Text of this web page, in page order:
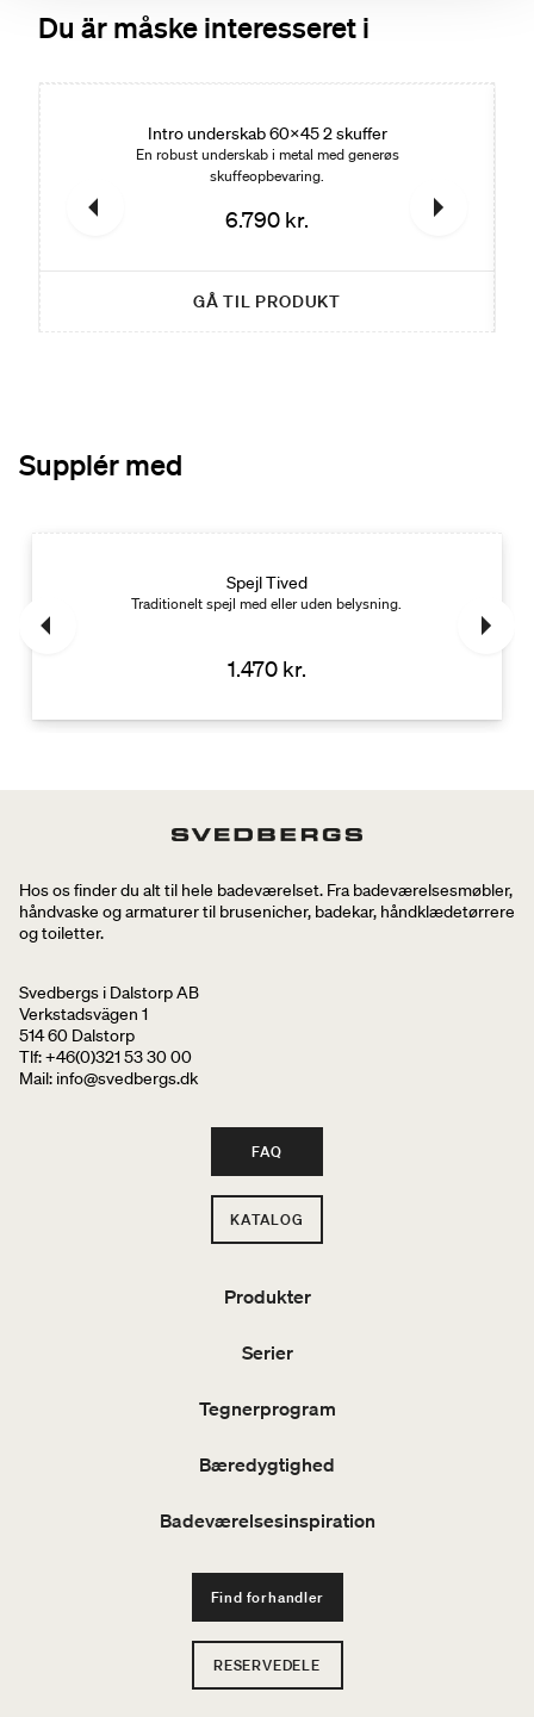
Du är måske interesseret i
Intro underskab 60x45 2 skuffer
En robust underskab i metal med generøs
skuffeopbevaring.
6.790 kr.
GÅ TIL PRODUKT
Supplér med
passe ind i det moderne badeværelse.
Spejl Tived
Traditionelt spejl med eller uden belysning.
1.470 kr.
Hos os finder du alt til hele badeværelset. Fra badeværelsesmøbler,
håndvaske og armaturer til brusenicher, badekar, håndklædetørrere
og toiletter.
Svedbergs i Dalstorp AB
Verkstadsvägen 1
514 60 Dalstorp
Tlf: +46(0)321 53 30 00
Mail: info@svedbergs.dk
FAQ
KATALOG
Produkter
Serier
Tegnerprogram
Bæredygtighed
Badeværelsesinspiration
Find forhandler
RESERVEDELE